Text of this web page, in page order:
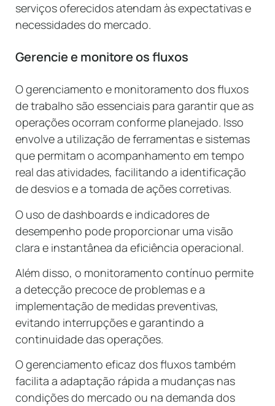
serviços oferecidos atendam às expectativas e
necessidades do mercado.
Gerencie e monitore os fluxos
O gerenciamento e monitoramento dos fluxos
de trabalho são essenciais para garantir que as
operações ocorram conforme planejado. Isso
envolve a utilização de ferramentas e sistemas
que permitam o acompanhamento em tempo
real das atividades, facilitando a identificação
de desvios e a tomada de ações corretivas.
O uso de dashboards e indicadores de
desempenho pode proporcionar uma visão
clara e instantânea da eficiência operacional.
Além disso, o monitoramento contínuo permite
a detecção precoce de problemas e a
implementação de medidas preventivas,
evitando interrupções e garantindo a
continuidade das operações.
O gerenciamento eficaz dos fluxos também
facilita a adaptação rápida a mudanças nas
condições do mercado ou na demanda dos